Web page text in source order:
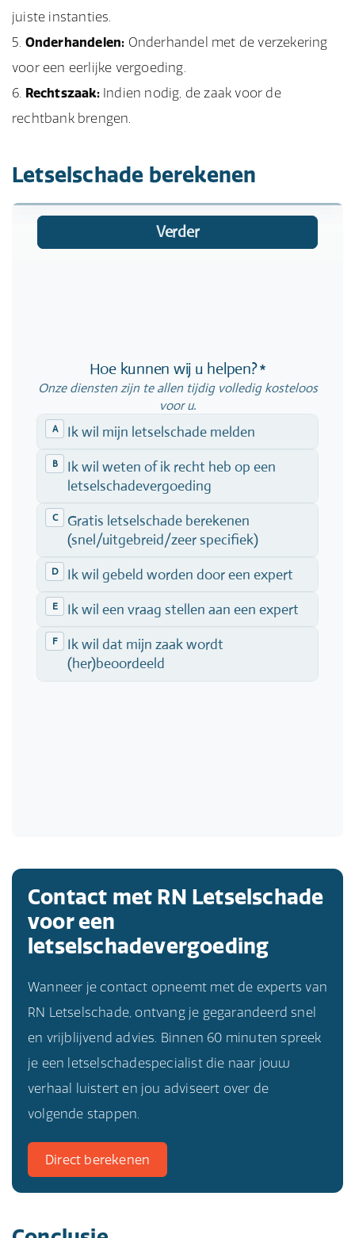
juiste instanties.
Onderhandelen: Onderhandel met de verzekering
voor een eerlijke vergoeding.
Rechtszaak:Indien nodig, de zaak voor de
rechtbank brengen.
Letselschade berekenen
Contact met RN Letselschade
voor een
letselschadevergoeding
Wanneer je contact opneemt met de experts van
RN Letselschade, ontvang je gegarandeerd snel
en vrijblijvend advies. Binnen 60 minuten spreek
je een letselschadespecialist die naar jouw
verhaal luistert en jou adviseert over de
volgende stappen.
Direct berekenen